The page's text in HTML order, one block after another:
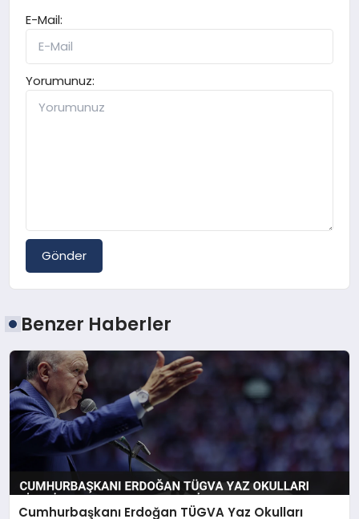
E-Mail:
Yorumunuz:
Gönder
Benzer Haberler
Cumhurbaşkanı Erdoğan TÜGVA Yaz Okulları